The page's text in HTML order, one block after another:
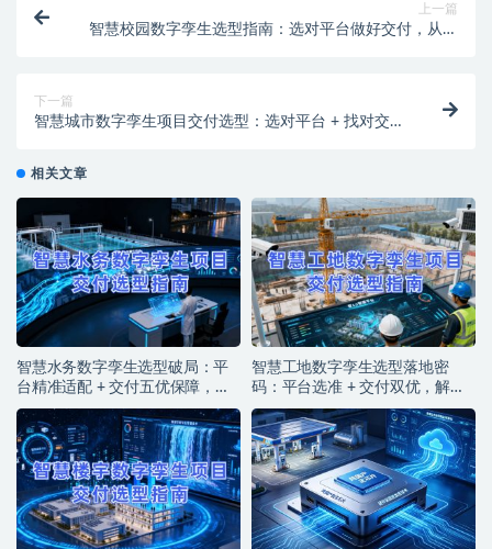
上一篇
智慧校园数字孪生选型指南：选对平台做好交付，从平
下一篇
智慧城市数字孪生项目交付选型：选对平台 + 找对交
相关文章
智慧水务数字孪生选型破局：平
台精准适配 + 交付五优保障，筑
牢水务智能运营基石
智慧工地数字孪生选型落地密
码：平台选准 + 交付双优，解锁
智能建造实效